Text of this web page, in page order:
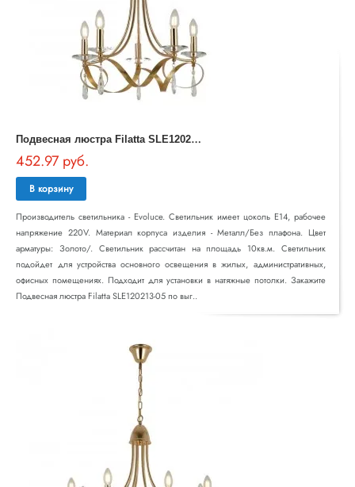
П
одвесная люстра Filatta SLE120213-05
452.97 руб.
В корзину
Производитель светильника - Evoluce. Светильник имеет цоколь E14, рабочее
напряжение 220V. Материал корпуса изделия - Металл/Без плафона. Цвет
арматуры: Золото/. Светильник рассчитан на площадь 10кв.м. Светильник
подойдет для устройства основного освещения в жилых, административных,
офисных помещениях. Подходит для установки в натяжные потолки. Закажите
Подвесная люстра Filatta SLE120213-05 по выг..